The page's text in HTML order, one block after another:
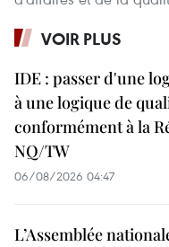
VOIR PLUS
IDE : passer d'une
à une logique de
conformément à la
NQ/TW
06/08/2026 04:47
L’Assemblée